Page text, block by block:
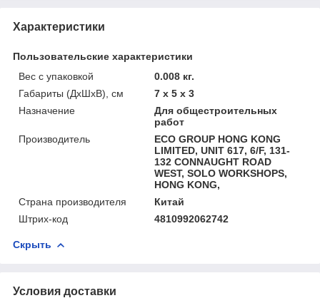
Характеристики
Пользовательские характеристики
Вес с упаковкой
0.008 кг.
Габариты (ДхШхВ), см
7 x 5 x 3
Назначение
Для общестроительных
работ
Производитель
ECO GROUP HONG KONG
LIMITED, UNIT 617, 6/F, 131-
132 CONNAUGHT ROAD
WEST, SOLO WORKSHOPS,
HONG KONG,
Страна производителя
Китай
Штрих-код
4810992062742
Скрыть
Условия доставки